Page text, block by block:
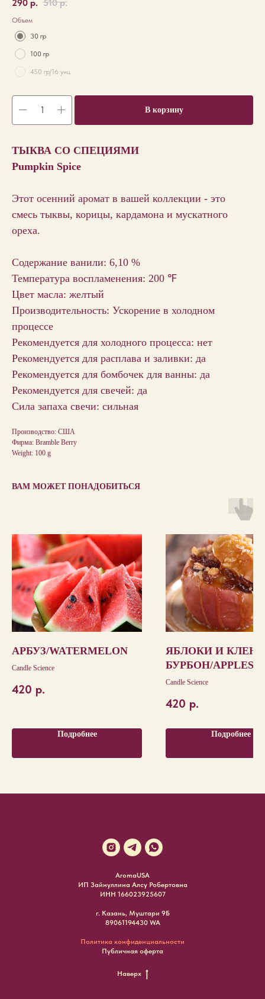
290 р. 510 р.
Объем
30 гр
100 гр
450 гр/16 унц
В корзину
ТЫКВА СО СПЕЦИЯМИ
Pumpkin Spice
Этот осенний аромат в вашей коллекции - это
смесь тыквы, корицы, кардамона и мускатного
ореха.
Содержание ванили: 6,10 %
Температура воспламенения: 200 ℉
Цвет масла: желтый
Производительность: Ускорение в холодном
процессе
Рекомендуется для холодного процесса: нет
Рекомендуется для расплава и заливки: да
Рекомендуется для бомбочек для ванны: да
Рекомендуется для свечей: да
Сила запаха свечи: сильная
Производство: США
Фирма: Bramble Berry
Weight: 100 g
ВАМ МОЖЕТ ПОНАДОБИТЬСЯ
АРБУЗ/WATERMELON
Candle Science
420 р.
Подробнее
ЯБЛОКИ И
БУРБОН/APPLES
MAPLE BOURBON
Candle Science
420 р.
Подробнее
AromaUSA
ИП Зайнуллина Алсу Робертовна
ИНН 166023925607
г. Казань, Муштари 9Б
89061194430 WA
Политика конфиденциальности
Публичная оферта
Наверх